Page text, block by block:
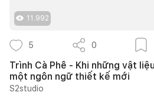
11.992
5 0
Trình Cà Phê - Khi những vật
một ngôn ngữ thiết kế mới
S2studio